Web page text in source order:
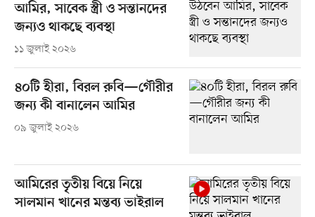
আমির, সাবেক স্ত্রী ও সন্তানদের
জন্যও থাকছে ব্যবস্থা
১১ জুলাই ২০২৬
৪০টি হীরা, বিরল রুবি—গৌরীর
জন্য কী বানালেন আমির
০৯ জুলাই ২০২৬
আমিরের তৃতীয় বিয়ে নিয়ে
সালমান খানের মন্তব্য ভাইরাল